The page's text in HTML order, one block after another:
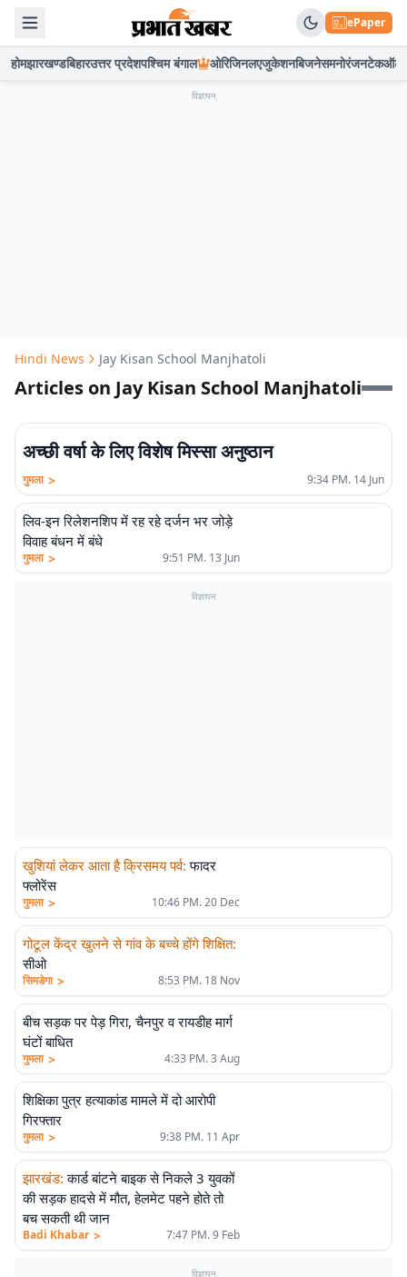
ePaper
होमझारखण्डबिहारउत्तर प्रदेशपश्चिम बंगाल ओरिजिनलएजुकेशनबिजनेसमनोरंजनटेकऑटो
विज्ञापन
Hindi News Jay Kisan School Manjhatoli
Articles on Jay Kisan School Manjhatoli
अच्छी वर्षा के लिए विशेष मिस्सा अनुष्ठान
गुमला > 9:34 PM. 14 Jun
लिव-इन रिलेशनशिप में रह रहे दर्जन भर जोड़े
विवाह बंधन में बंधे
गुमला > 9:51 PM. 13 Jun
विज्ञापन
खुशियां लेकर आता है क्रिसमय पर्व: फादर
फ्लोरेंस
गुमला > 10:46 PM. 20 Dec
गोटूल केंद्र खुलने से गांव के बच्चे होंगे शिक्षित:
सीओ
सिमडेगा > 8:53 PM. 18 Nov
बीच सड़क पर पेड़ गिरा, चैनपुर व रायडीह मार्ग
घंटों बाधित
गुमला > 4:33 PM. 3 Aug
शिक्षिका पुत्र हत्याकांड मामले में दो आरोपी
गिरफ्तार
गुमला > 9:38 PM. 11 Apr
झारखंड: कार्ड बांटने बाइक से निकले 3 युवकों
की सड़क हादसे में मौत, हेलमेट पहने होते तो
बच सकती थी जान
Badi Khabar > 7:47 PM. 9 Feb
विज्ञापन